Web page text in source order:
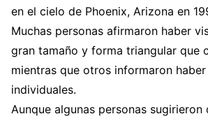
en el cielo de Phoenix, Arizona en
Muchas personas afirmaron haber
gran tamaño y forma triangular que
mientras que otros informaron
individuales.
Aunque algunas personas sugirieron